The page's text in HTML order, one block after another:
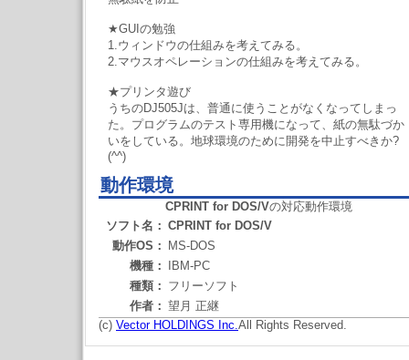
★GUIの勉強
1.ウィンドウの仕組みを考えてみる。
2.マウスオペレーションの仕組みを考えてみる。
★プリンタ遊び
うちのDJ505Jは、普通に使うことがなくなってしまっ
た。プログラムのテスト専用機になって、紙の無駄づか
いをしている。地球環境のために開発を中止すべきか?
(^^)
動作環境
CPRINT for DOS/Vの対応動作環境
ソフト名： CPRINT for DOS/V
動作OS：
MS-DOS
機種：
IBM-PC
種類： フリーソフト
作者： 望月 正継
(c) Vector HOLDINGS Inc.All Rights Reserved.